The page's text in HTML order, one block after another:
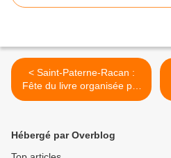
< Saint-Paterne-Racan :
Fête du livre organisée par
Pierre Orgeur
Hébergé par Overblog